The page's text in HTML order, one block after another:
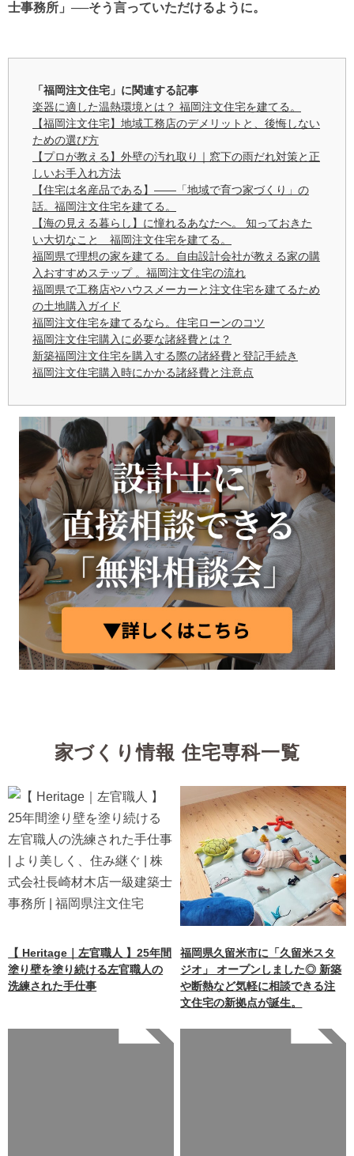
士事務所」──そう言っていただけるように。
「福岡注文住宅」に関連する記事
楽器に適した温熱環境とは？ 福岡注文住宅を建てる。
【福岡注文住宅】地域工務店のデメリットと、後悔しない
ための選び方
【プロが教える】外壁の汚れ取り｜窓下の雨だれ対策と正
しいお手入れ方法
【住宅は名産品である】——「地域で育つ家づくり」の
話。福岡注文住宅を建てる。
【海の見える暮らし】に憧れるあなたへ。 知っておきた
い大切なこと 福岡注文住宅を建てる。
福岡県で理想の家を建てる。自由設計会社が教える家の購
入おすすめステップ 。福岡注文住宅の流れ
福岡県で工務店やハウスメーカーと注文住宅を建てるため
の土地購入ガイド
福岡注文住宅を建てるなら。住宅ローンのコツ
福岡注文住宅購入に必要な諸経費とは？
新築福岡注文住宅を購入する際の諸経費と登記手続き
福岡注文住宅購入時にかかる諸経費と注意点
家づくり情報 住宅専科一覧
【 Heritage｜左官職人 】25年間
塗り壁を塗り続ける左官職人の
洗練された手仕事
福岡県久留米市に「久留米スタ
ジオ」 オープンしました◎ 新築
や断熱など気軽に相談できる注
文住宅の新拠点が誕生。